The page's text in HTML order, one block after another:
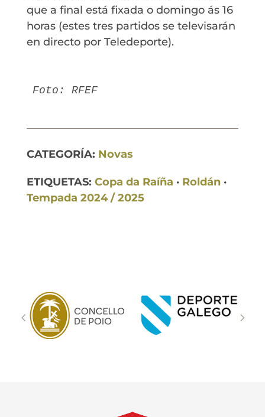
que a final está fixada o domingo ás 16
horas (estes tres partidos se televisarán
en directo por Teledeporte).
Foto: RFEF
CATEGORÍA: Novas
ETIQUETAS: Copa da Raíña · Roldán·
Tempada 2024 / 2025